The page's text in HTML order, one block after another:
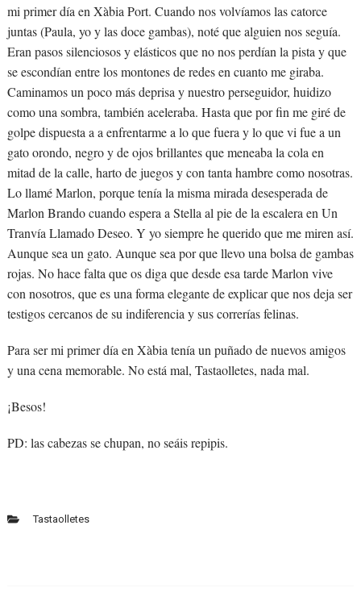
mi primer día en Xàbia Port. Cuando nos volvíamos las catorce
juntas (Paula, yo y las doce gambas), noté que alguien nos seguía.
Eran pasos silenciosos y elásticos que no nos perdían la pista y que
se escondían entre los montones de redes en cuanto me giraba.
Caminamos un poco más deprisa y nuestro perseguidor, huidizo
como una sombra, también aceleraba. Hasta que por fin me giré de
golpe dispuesta a a enfrentarme a lo que fuera y lo que vi fue a un
gato orondo, negro y de ojos brillantes que meneaba la cola en
mitad de la calle, harto de juegos y con tanta hambre como nosotras.
Lo llamé Marlon, porque tenía la misma mirada desesperada de
Marlon Brando cuando espera a Stella al pie de la escalera en Un
Tranvía Llamado Deseo. Y yo siempre he querido que me miren así.
Aunque sea un gato. Aunque sea por que llevo una bolsa de gambas
rojas. No hace falta que os diga que desde esa tarde Marlon vive
con nosotros, que es una forma elegante de explicar que nos deja ser
testigos cercanos de su indiferencia y sus correrías felinas.
Para ser mi primer día en Xàbia tenía un puñado de nuevos amigos
y una cena memorable. No está mal, Tastaolletes, nada mal.
¡Besos!
PD: las cabezas se chupan, no seáis repipis.
Tastaolletes